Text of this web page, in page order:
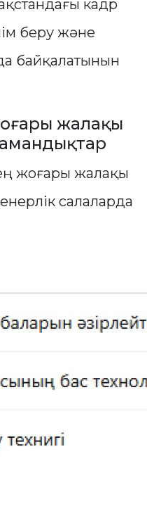
кадр
беру және
байқалатынын
жалақы
жоғары жалақы
салаларда